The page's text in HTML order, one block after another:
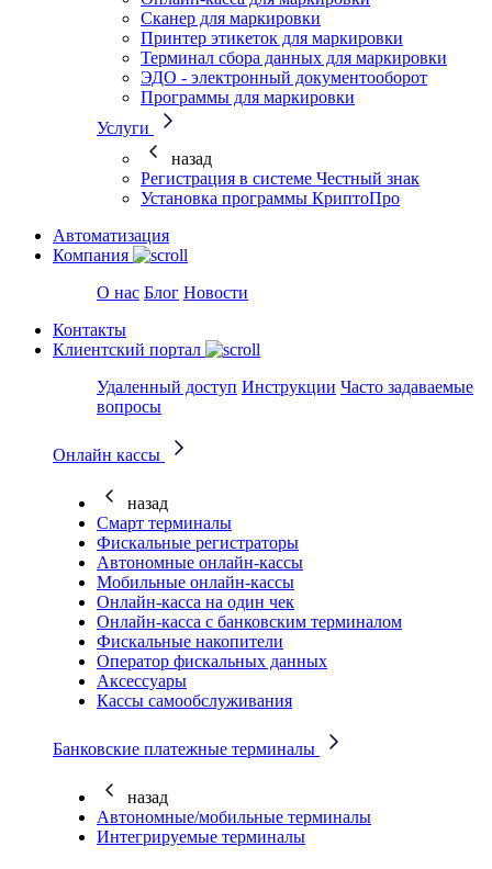
Сканер для маркировки
Принтер этикеток для маркировки
Терминал сбора данных для маркировки
ЭДО - электронный документооборот
Программы для маркировки
Услуги
назад
Регистрация в системе Честный знак
Установка программы КриптоПро
Автоматизация
Компания
О нас Блог Новости
Контакты
Клиентский портал
Удаленный доступ Инструкции Часто задаваемые
вопросы
Онлайн кассы
назад
Смарт терминалы
Фискальные регистраторы
Автономные онлайн-кассы
Мобильные онлайн-кассы
Онлайн-касса на один чек
Онлайн-касса с банковским терминалом
Фискальные накопители
Оператор фискальных данных
Аксессуары
Кассы самообслуживания
Банковские платежные терминалы
назад
Автономные/мобильные терминалы
Интегрируемые терминалы